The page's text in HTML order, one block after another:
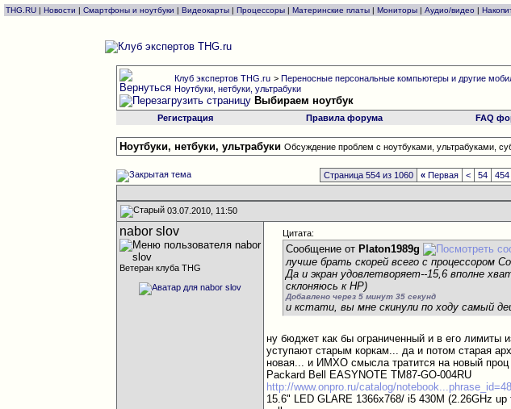
THG.RU | Новости | Смартфоны и ноутбуки | Видеокарты | Процессоры | Материнские платы | Мониторы | Аудио/видео |
Клуб экспертов THG.ru >Переносные персональные компьютеры и другие
Ноутбуки, нетбуки, ультрабуки
Выбираем ноутбук
Регистрация Правила форума FAQ
Ноутбуки, нетбуки, ультрабуки Обсуждение проблем с ноутбуками, ультрабуками,
Страница 554 из 1060 « Первая < 54 454
03.07.2010, 11:50
nabor slov
Ветеран клуба THG
Цитата:
Сообщение от Platon1989g
лучше брать скорей всего с процессором
Да и экран удовлетворяет--15,6 вполне
склоняюсь к HP)
Добавлено через 5 минут 35 секунд
и кстати, вы мне скинули по ходу самый
ну бюджет как бы ограниченный и в его лимиты
уступают старым коркам... да и потом старая
новая... и ИМХО смысла тратится на новый проц
Packard Bell EASYNOTE TM87-GO-004RU
http://www.onpro.ru/catalog/
15.6" LED GLARE 1366x768/ i5 430M (2.26GHz